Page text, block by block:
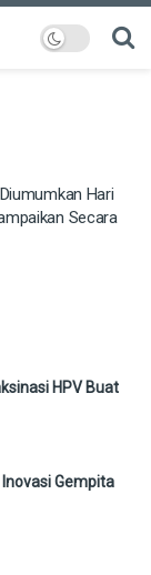
Hari
Secara
HPV Buat
Gempita